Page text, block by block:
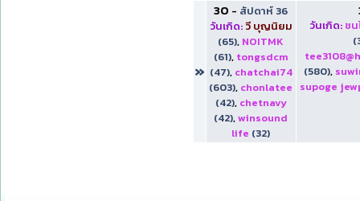
»
30 - สัปดาห์ 36
วันเกิด:วี บุญนิยม
(65), NOITMK
(61), tongsdcm
(47), chatchai74
(603), chonlatee
(42), chetnavy
(42),winsound
life (32)
วันเกิด: ช
(580),
supoge